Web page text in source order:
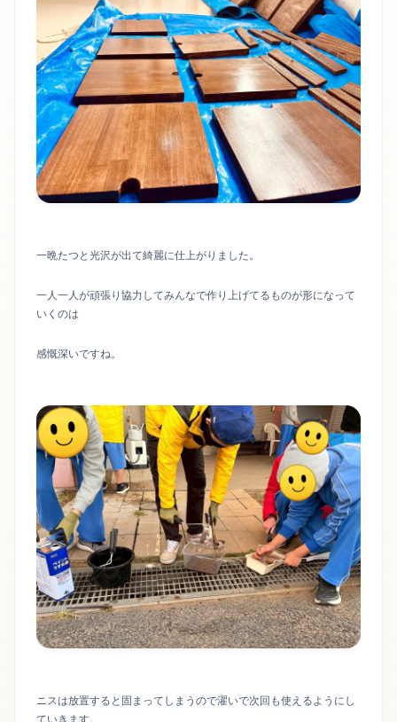
一晩たつと光沢が出て綺麗に仕上がりました。
一人一人が頑張り協力してみんなで作り上げてるものが形になって
いくのは
感慨深いですね。
ニスは放置すると固まってしまうので濯いで次回も使えるようにし